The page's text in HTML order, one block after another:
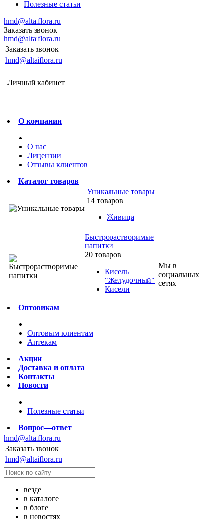
Полезные статьи
hmd@altaiflora.ru
Заказать звонок
hmd@altaiflora.ru
Заказать звонок
hmd@altaiflora.ru
Личный кабинет
О компании
О нас
Лицензии
Отзывы клиентов
Каталог товаров
Уникальные товары
14 товаров
Живица
Быстрорастворимые
напитки
20 товаров
Кисель
"Желудочный"
Кисели
Оптовикам
Оптовым клиентам
Аптекам
Акции
Доставка и оплата
Контакты
Новости
Полезные статьи
Вопрос—ответ
Мы в
социальных
сетях
hmd@altaiflora.ru
Заказать звонок
hmd@altaiflora.ru
везде
в каталоге
в блоге
в новостях